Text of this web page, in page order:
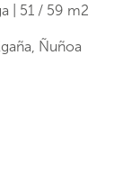
| 51 / 59 m2
Ñuñoa